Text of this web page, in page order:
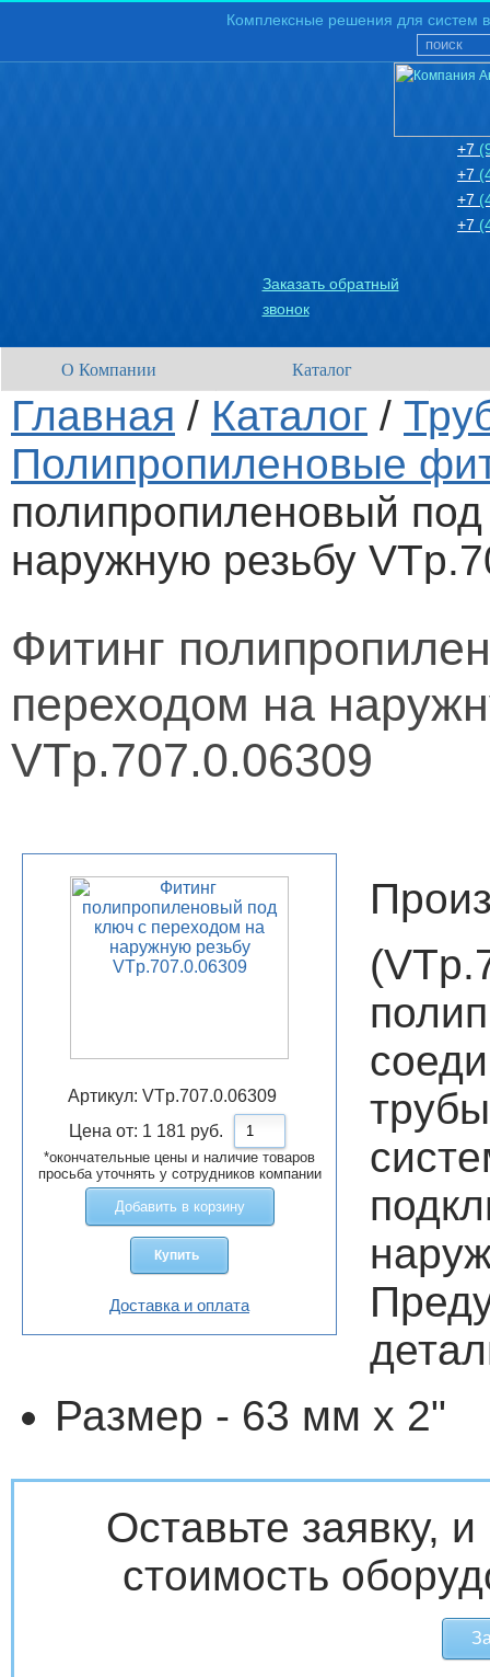
Комплексные решения для систем
+7
+7
+7
+7
Заказать обратный
звонок
О Компании Каталог
Главная / Каталог /
Полипропиленовые
полипропиленовый
наружную резьбу
Фитинг
переходом на
VTp.707.0.06309
Артикул: VTp.707.0.06309
Цена от: 1 181 руб.
*окончательные цены и наличие товаров
просьба уточнять у сотрудников компании
Добавить в корзину
Купить
Доставка и оплата
Размер - 63 мм х 2"
Оставьте заявку,
стоимость